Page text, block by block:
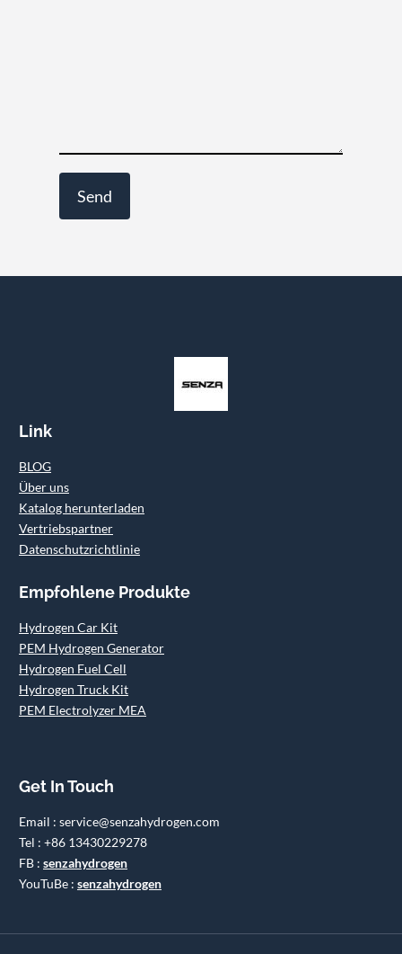
Link
BLOG
Über uns
Katalog herunterladen
Vertriebspartner
Datenschutzrichtlinie
Empfohlene Produkte
Hydrogen Car Kit
PEM Hydrogen Generator
Hydrogen Fuel Cell
Hydrogen Truck Kit
PEM Electrolyzer MEA
Get In Touch
Email : service@senzahydrogen.com
Tel : +86 13430229278
FB : senzahydrogen
YouTuBe : senzahydrogen